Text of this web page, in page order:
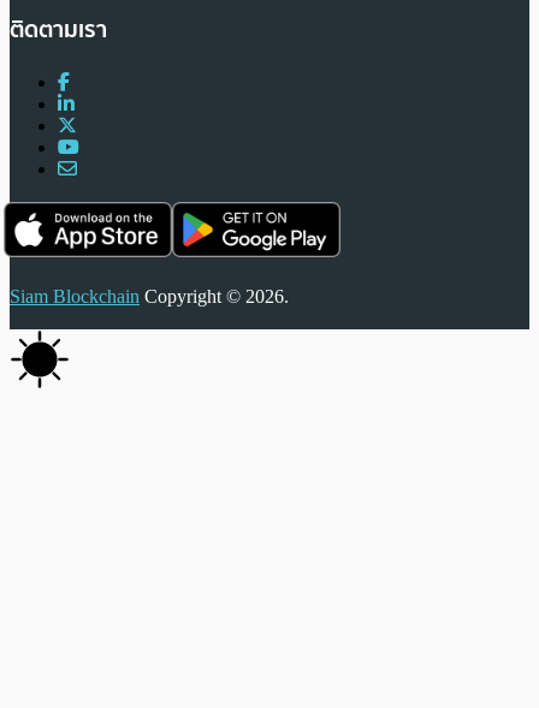
ติดตามเรา
Siam Blockchain Copyright © 2026.